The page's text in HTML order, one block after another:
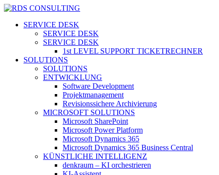
Skip
main
search
Menu
SERVICE DESK
SERVICE DESK
SERVICE DESK
1st LEVEL SUPPORT TICKETRECHNER
SOLUTIONS
SOLUTIONS
ENTWICKLUNG
Software Development
Projektmanagement
Revisionssichere Archivierung
MICROSOFT SOLUTIONS
Microsoft SharePoint
Microsoft Power Platform
Microsoft Dynamics 365
Microsoft Dynamics 365 Business Central
KÜNSTLICHE INTELLIGENZ
denkraum – KI orchestrieren